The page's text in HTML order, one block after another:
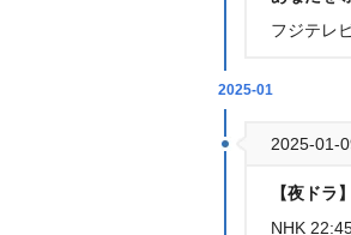
フジテレ
2025-01
2025-01-
【夜ドラ
NHK